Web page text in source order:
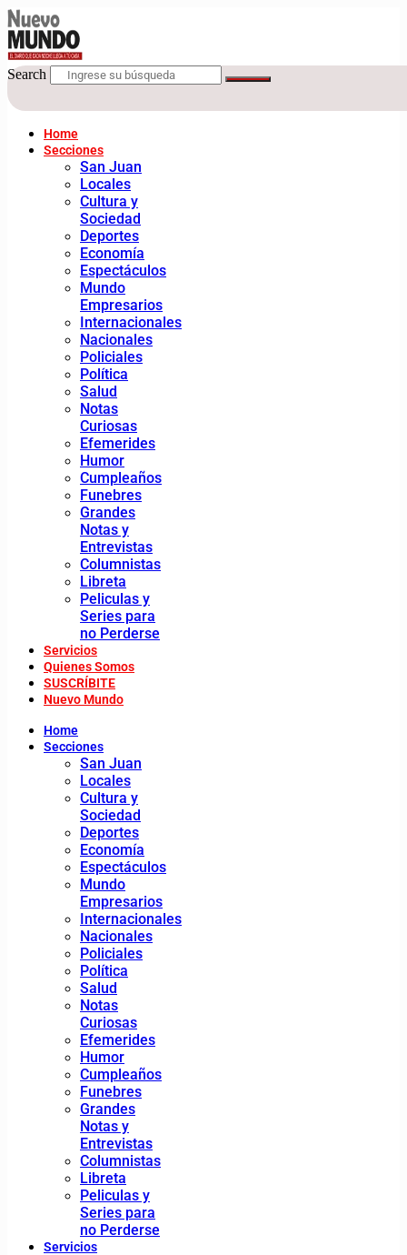
Search
Home
Secciones
San Juan
Locales
Cultura y
Sociedad
Deportes
Economía
Espectáculos
Mundo
Empresarios
Internacionales
Nacionales
Policiales
Política
Salud
Notas
Curiosas
Efemerides
Humor
Cumpleaños
Funebres
Grandes
Notas y
Entrevistas
Columnistas
Libreta
Peliculas y
Series para
no Perderse
Servicios
Quienes Somos
SUSCRÍBITE
Nuevo Mundo
Home
Secciones
San Juan
Locales
Cultura y
Sociedad
Deportes
Economía
Espectáculos
Mundo
Empresarios
Internacionales
Nacionales
Policiales
Política
Salud
Notas
Curiosas
Efemerides
Humor
Cumpleaños
Funebres
Grandes
Notas y
Entrevistas
Columnistas
Libreta
Peliculas y
Series para
no Perderse
Servicios